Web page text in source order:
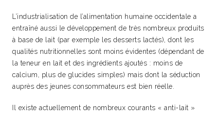
L’industrialisation de l’alimentation humaine occidentale a
entraîné aussi le développement de très nombreux produits
à base de lait (par exemple les desserts lactés), dont les
qualités nutritionnelles sont moins évidentes (dépendant de
la teneur en lait et des ingrédients ajoutés : moins de
calcium, plus de glucides simples) mais dont la séduction
auprès des jeunes consommateurs est bien réelle.
Il existe actuellement de nombreux courants « anti-lait »